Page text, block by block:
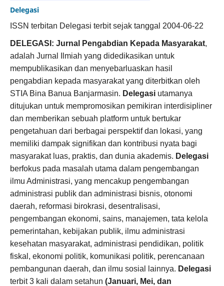
Delegasi
ISSN terbitan Delegasi terbit sejak tanggal 2004-06-22
DELEGASI: Jurnal Pengabdian Kepada Masyarakat,
adalah Jurnal Ilmiah yang didedikasikan untuk
mempublikasikan dan menyebarluaskan hasil
pengabdian kepada masyarakat yang diterbitkan oleh
STIA Bina Banua Banjarmasin. Delegasiutamanya
ditujukan untuk mempromosikan pemikiran interdisipliner
dan memberikan sebuah platform untuk bertukar
pengetahuan dari berbagai perspektif dan lokasi, yang
memiliki dampak signifikan dan kontribusi nyata bagi
masyarakat luas, praktis, dan dunia akademis. Delegasi
berfokus pada masalah utama dalam pengembangan
ilmu Administrasi, yang mencakup pengembangan
administrasi publik dan administrasi bisnis, otonomi
daerah, reformasi birokrasi, desentralisasi,
pengembangan ekonomi, sains, manajemen, tata kelola
pemerintahan, kebijakan publik, ilmu administrasi
kesehatan masyarakat, administrasi pendidikan, politik
fiskal, ekonomi politik, komunikasi politik, perencanaan
pembangunan daerah, dan ilmu sosial lainnya. Delegasi
terbit 3 kali dalam setahun (Januari, Mei, dan